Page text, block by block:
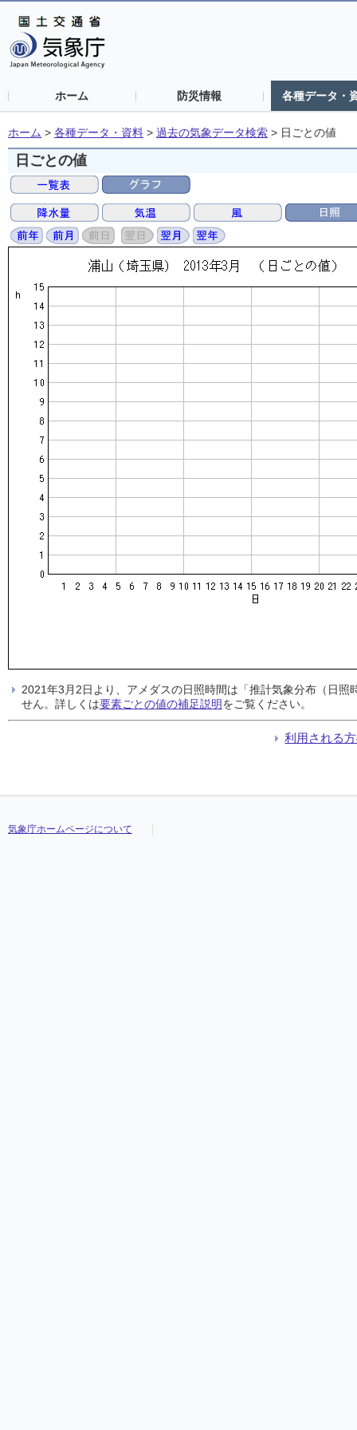
ホーム 防災情報 各種データ・
ホーム > 各種データ・資料 > 過去の気象データ検索 > 日ごとの値
日ごとの値
2021年3月2日より、アメダスの日照時間は「推計気象分布（日
せん。詳しくは要素ごとの値の補足説明をご覧ください。
利用される
気象庁ホームページについて